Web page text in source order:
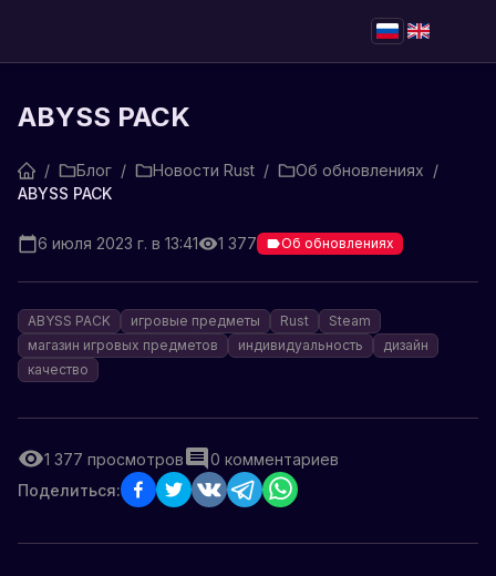
ABYSS PACK
/ Блог / Новости Rust / Об обновлениях /
ABYSS PACK
6 июля 2023 г. в 13:41 1 377 Об обновлениях
ABYSS PACK игровые предметы Rust
Steam
магазин игровых предметов
индивидуальность
дизайн
качество
1 377 просмотров 0 комментариев
Поделиться: